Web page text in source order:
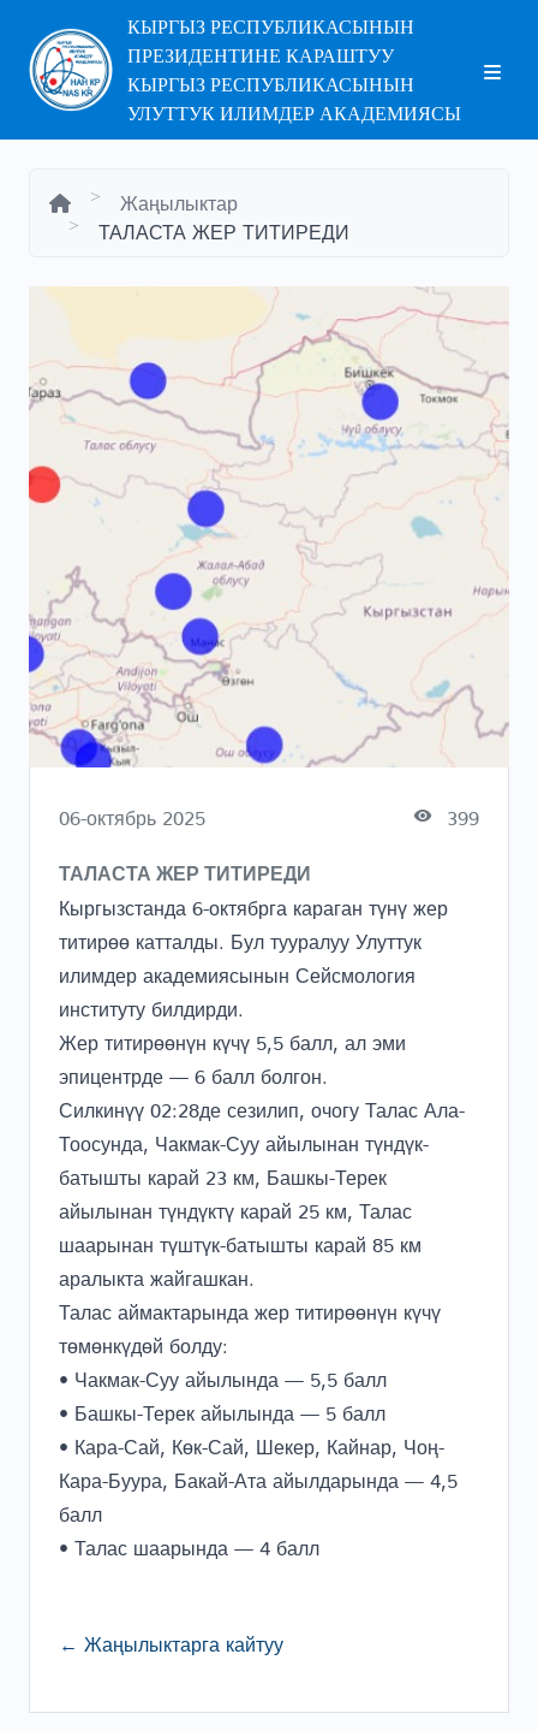
КЫРГЫЗ РЕСПУБЛИКАСЫНЫН
ПРЕЗИДЕНТИНЕ КАРАШТУУ
КЫРГЫЗ РЕСПУБЛИКАСЫНЫН
УЛУТТУК ИЛИМДЕР АКАДЕМИЯСЫ
Жаңылыктар
ТАЛАСТА ЖЕР ТИТИРЕДИ
06-октябрь 2025 399
ТАЛАСТА ЖЕР ТИТИРЕДИ
Кыргызстанда 6-октябрга караган түнү жер
титирөө катталды. Бул тууралуу Улуттук
илимдер академиясынын Сейсмология
институту билдирди.
Жер титирөөнүн күчү 5,5 балл, ал эми
эпицентрде — 6 балл болгон.
Силкинүү 02:28де сезилип, очогу Талас Ала-
Тоосунда, Чакмак-Суу айылынан түндүк-
батышты карай 23 км, Башкы-Терек
айылынан түндүктү карай 25 км, Талас
шаарынан түштүк-батышты карай 85 км
аралыкта жайгашкан.
Талас аймактарында жер титирөөнүн күчү
төмөнкүдөй болду:
• Чакмак-Суу айылында — 5,5 балл
• Башкы-Терек айылында — 5 балл
• Кара-Сай, Көк-Сай, Шекер, Кайнар, Чоң-
Кара-Буура, Бакай-Ата айылдарында — 4,5
балл
• Талас шаарында — 4 балл
← Жаңылыктарга кайтуу